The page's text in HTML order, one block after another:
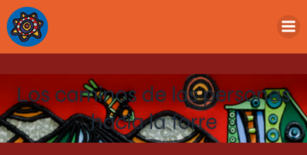
Los caminos de las personas
hacia la torre